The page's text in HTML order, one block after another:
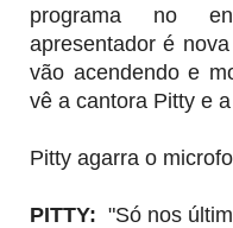
programa no
apresentador é
vão acendendo e
vê a cantora Pitty e
Pitty agarra o
PITTY: "Só nos